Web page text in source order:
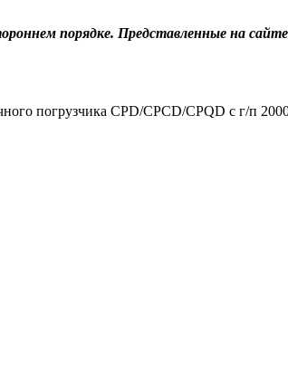
порядке. Представленные на
погрузчика CPD/CPCD/CPQD с г/п